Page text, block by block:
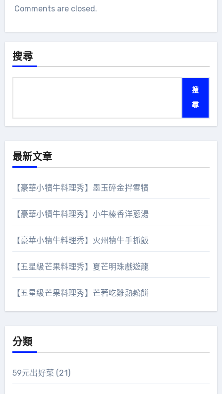
Comments are closed.
搜尋
搜
尋
最新文章
【豪華小犢牛料理秀】墨玉碎金拌雪犢
【豪華小犢牛料理秀】小牛榛香洋蔥湯
【豪華小犢牛料理秀】火州犢牛手抓飯
【五星級芒果料理秀】夏芒明珠戲遊龍
【五星級芒果料理秀】芒著吃雞熱鬆餅
分類
59元出好菜 (21)